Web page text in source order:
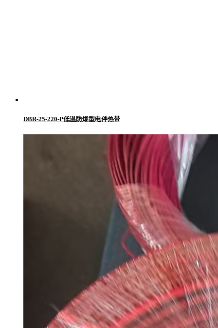
DBR-25-220-P低温防爆型电伴热带